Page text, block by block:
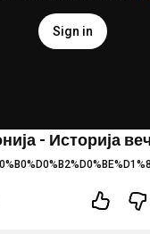
Sign in
- Историја